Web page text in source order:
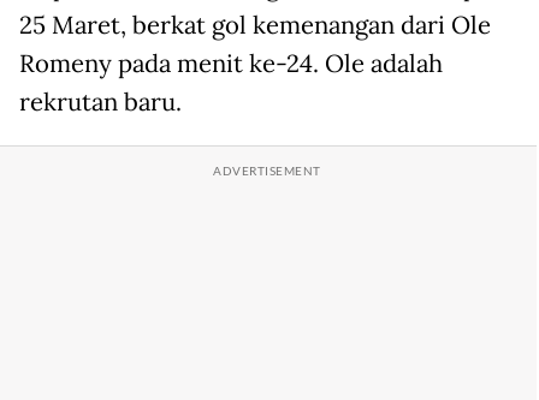
25 Maret, berkat gol kemenangan dari Ole
Romeny pada menit ke-24. Ole adalah
rekrutan baru.